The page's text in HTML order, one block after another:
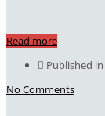
Read more
Published in
No Comments